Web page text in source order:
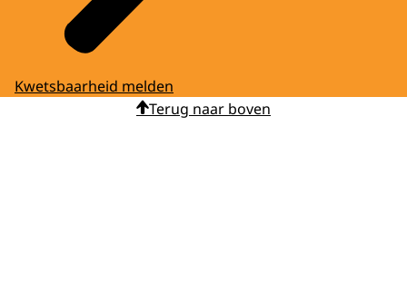
Kwetsbaarheid melden
Terug naar boven